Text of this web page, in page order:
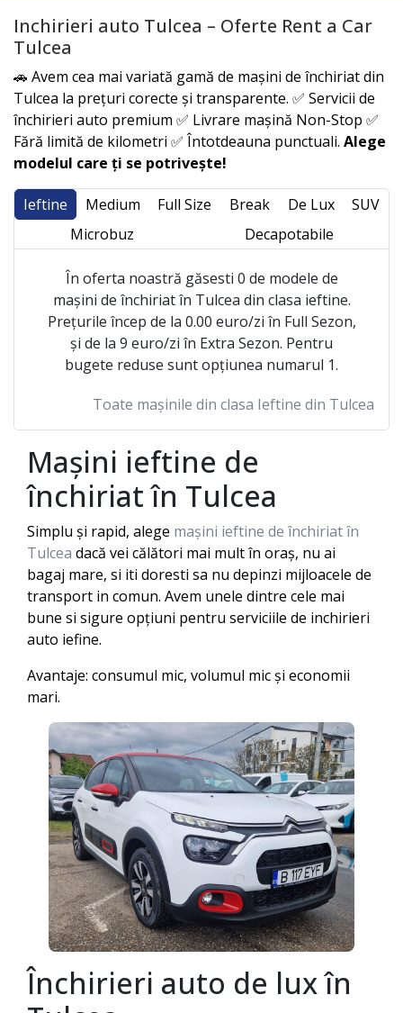
Inchirieri auto Tulcea – Oferte Rent a Car
Tulcea
🚗 Avem cea mai variată gamă de mașini de închiriat din
Tulcea la prețuri corecte și transparente. ✅ Servicii de
închirieri auto premium ✅ Livrare mașină Non-Stop ✅
Fără limită de kilometri ✅ Întotdeauna punctuali. Alege
modelul care ți se potrivește!
Ieftine Medium Full Size Break De Lux
SUV
Microbuz
Decapotabile
În oferta noastră găsesti 0 de modele de
mașini de închiriat în Tulcea din clasa ieftine.
Prețurile încep de la 0.00 euro/zi în Full Sezon,
și de la 9 euro/zi în Extra Sezon. Pentru
bugete reduse sunt opțiunea numarul 1.
Toate mașinile din clasa Ieftine din Tulcea
Mașini ieftine de
închiriat în Tulcea
Simplu și rapid, alege mașini ieftine de închiriat în
Tulcea dacă vei călători mai mult în oraș, nu ai
bagaj mare, si iti doresti sa nu depinzi mijloacele de
transport in comun. Avem unele dintre cele mai
bune si sigure opțiuni pentru serviciile de inchirieri
auto iefine.
Avantaje: consumul mic, volumul mic și economii
mari.
Închirieri auto de lux în